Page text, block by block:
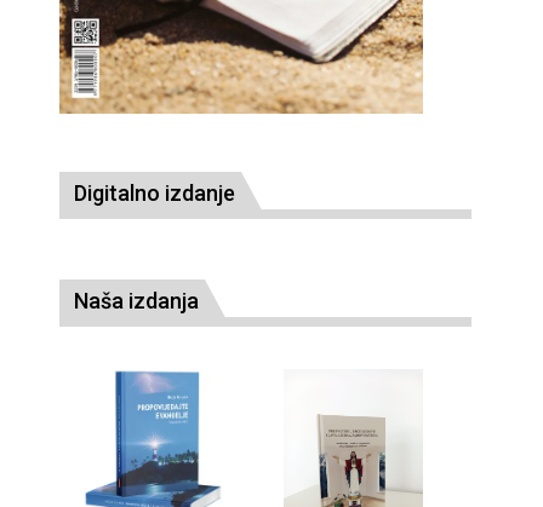
Digitalno izdanje
Naša izdanja